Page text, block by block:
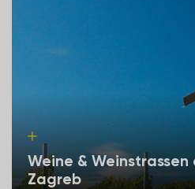
Weine &
Zagreb